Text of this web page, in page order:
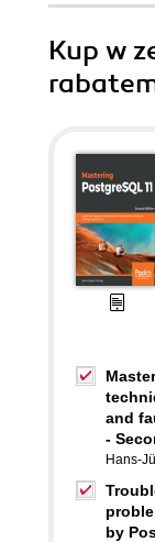
Kup w
and
-
Hans-
by